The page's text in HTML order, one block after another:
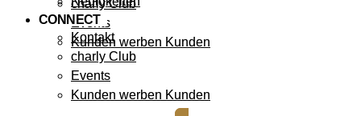
charly Club
Events
Kunden werben Kunden
CONNECT
Kontakt
charly Club
Events
Kunden werben Kunden